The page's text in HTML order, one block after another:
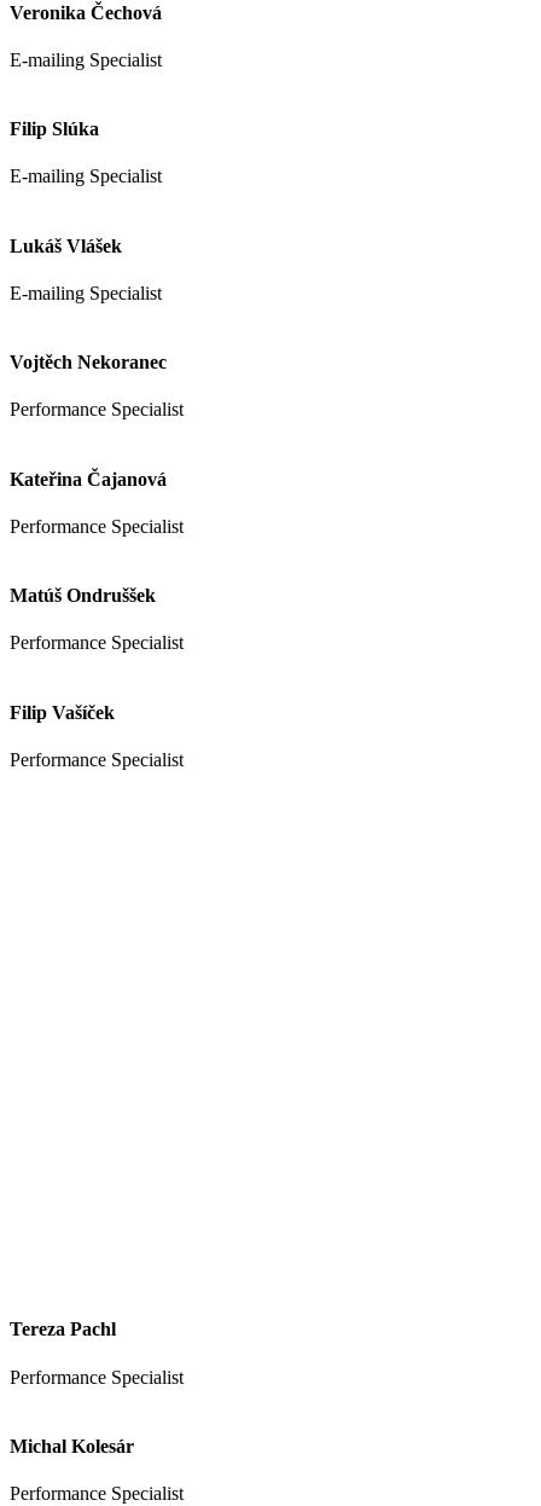
Veronika Čechová
E-mailing Specialist
Filip Slúka
E-mailing Specialist
Lukáš Vlášek
E-mailing Specialist
Vojtěch Nekoranec
Performance Specialist
Kateřina Čajanová
Performance Specialist
Matúš Ondruššek
Performance Specialist
Filip Vašíček
Performance Specialist
Tereza Pachl
Performance Specialist
Michal Kolesár
Performance Specialist